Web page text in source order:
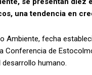
una tendencia en
Ambiente, fecha
Conferencia de
humano.